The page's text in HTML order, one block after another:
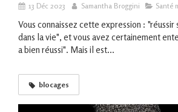
13 Déc 2023 Samantha Broggini Santé
Vous connaissez cette expression : "réussir
dans la vie", et vous avez certainement
a bien réussi". Mais il est...
blocages